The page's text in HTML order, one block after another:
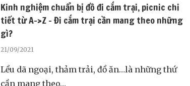
Kinh nghiệm chuẩn bị đồ đi cắm trại, picnic chi
tiết từ A->Z – Đi cắm trại cần mang theo những
gì?
21/09/2021
Lều dã ngoại, thảm trải, đồ ăn…là những thứ
cần mang theo…